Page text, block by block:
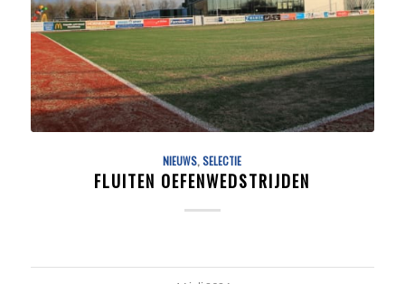
NIEUWS,SELECTIE
FLUITEN OEFENWEDSTRIJDEN